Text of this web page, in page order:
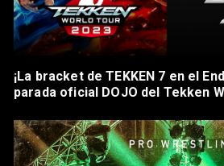
¡La bracket de TEKKEN 7 en el
parada oficial DOJO del Tekken